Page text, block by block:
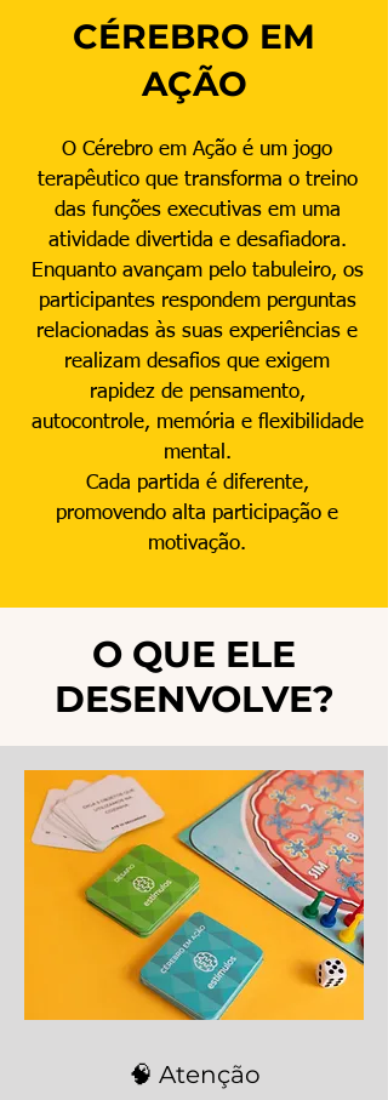
CÉREBRO EM
AÇÃO
O Cérebro em Ação é um jogo
terapêutico que transforma o treino
das funções executivas em uma
atividade divertida e desafiadora.
Enquanto avançam pelo tabuleiro, os
participantes respondem perguntas
relacionadas às suas experiências e
realizam desafios que exigem
rapidez de pensamento,
autocontrole, memória e flexibilidade
mental.
Cada partida é diferente,
promovendo alta participação e
motivação.
O QUE ELE
DESENVOLVE?
🧠 Atenção